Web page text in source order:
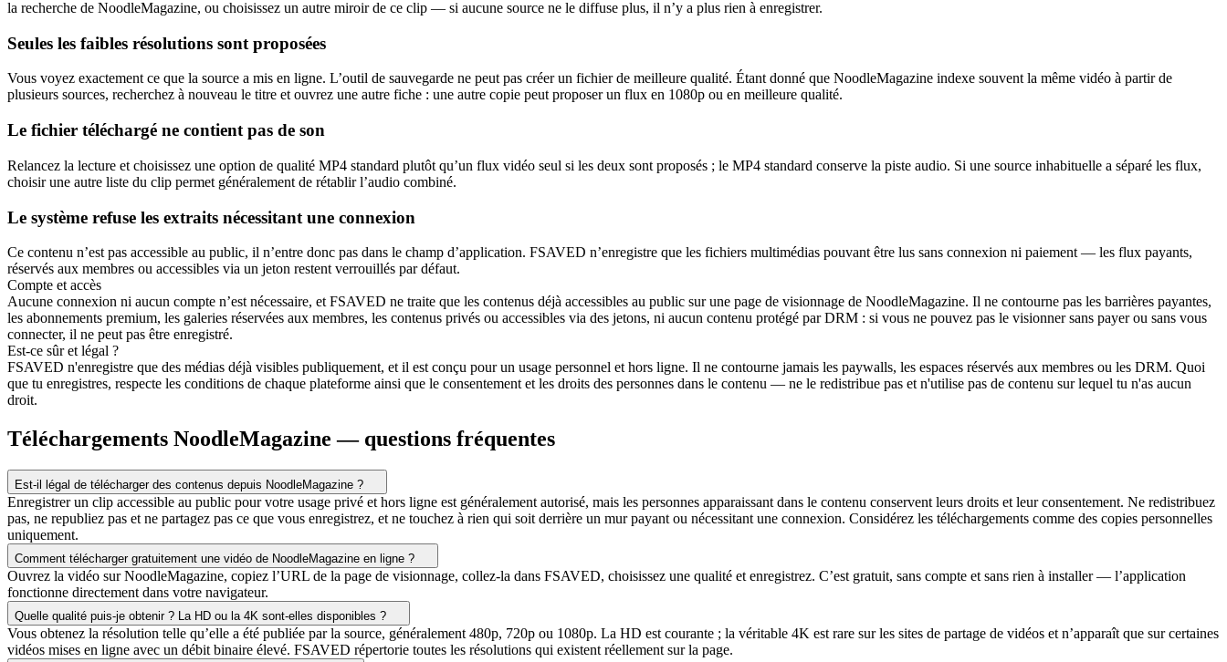
la recherche de NoodleMagazine, ou choisissez un autre miroir de ce clip — si aucune source ne le diffuse plus, il n’y a plus rien à enregistrer.
Seules les faibles résolutions sont proposées
Vous voyez exactement ce que la source a mis en ligne. L’outil de sauvegarde ne peut pas créer un fichier de meilleure qualité. Étant donné que NoodleMagazine indexe souvent la même vidéo à partir de
plusieurs sources, recherchez à nouveau le titre et ouvrez une autre fiche : une autre copie peut proposer un flux en 1080p ou en meilleure qualité.
Le fichier téléchargé ne contient pas de son
Relancez la lecture et choisissez une option de qualité MP4 standard plutôt qu’un flux vidéo seul si les deux sont proposés ; le MP4 standard conserve la piste audio. Si une source inhabituelle a séparé les flux,
choisir une autre liste du clip permet généralement de rétablir l’audio combiné.
Le système refuse les extraits nécessitant une connexion
Ce contenu n’est pas accessible au public, il n’entre donc pas dans le champ d’application. FSAVED n’enregistre que les fichiers multimédias pouvant être lus sans connexion ni paiement — les flux payants,
réservés aux membres ou accessibles via un jeton restent verrouillés par défaut.
Compte et accès
Aucune connexion ni aucun compte n’est nécessaire, et FSAVED ne traite que les contenus déjà accessibles au public sur une page de visionnage de NoodleMagazine. Il ne contourne pas les barrières payantes,
les abonnements premium, les galeries réservées aux membres, les contenus privés ou accessibles via des jetons, ni aucun contenu protégé par DRM : si vous ne pouvez pas le visionner sans payer ou sans vous
connecter, il ne peut pas être enregistré.
Est-ce sûr et légal ?
FSAVED n'enregistre que des médias déjà visibles publiquement, et il est conçu pour un usage personnel et hors ligne. Il ne contourne jamais les paywalls, les espaces réservés aux membres ou les DRM. Quoi
que tu enregistres, respecte les conditions de chaque plateforme ainsi que le consentement et les droits des personnes dans le contenu — ne le redistribue pas et n'utilise pas de contenu sur lequel tu n'as aucun
droit.
Téléchargements NoodleMagazine — questions fréquentes
Est-il légal de télécharger des contenus depuis NoodleMagazine ?
Enregistrer un clip accessible au public pour votre usage privé et hors ligne est généralement autorisé, mais les personnes apparaissant dans le contenu conservent leurs droits et leur consentement. Ne redistribuez
pas, ne republiez pas et ne partagez pas ce que vous enregistrez, et ne touchez à rien qui soit derrière un mur payant ou nécessitant une connexion. Considérez les téléchargements comme des copies personnelles
uniquement.
Comment télécharger gratuitement une vidéo de NoodleMagazine en ligne ?
Ouvrez la vidéo sur NoodleMagazine, copiez l’URL de la page de visionnage, collez-la dans FSAVED, choisissez une qualité et enregistrez. C’est gratuit, sans compte et sans rien à installer — l’application
fonctionne directement dans votre navigateur.
Quelle qualité puis-je obtenir ? La HD ou la 4K sont-elles disponibles ?
Vous obtenez la résolution telle qu’elle a été publiée par la source, généralement 480p, 720p ou 1080p. La HD est courante ; la véritable 4K est rare sur les sites de partage de vidéos et n’apparaît que sur certaines
vidéos mises en ligne avec un débit binaire élevé. FSAVED répertorie toutes les résolutions qui existent réellement sur la page.